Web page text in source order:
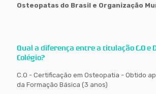
Osteopatas do Brasil e Organização
Qual a diferença entre a titulação C.O e
Colégio?
C.O - Certificação em Osteopatia - Obtido
da Formação Básica (3 anos)